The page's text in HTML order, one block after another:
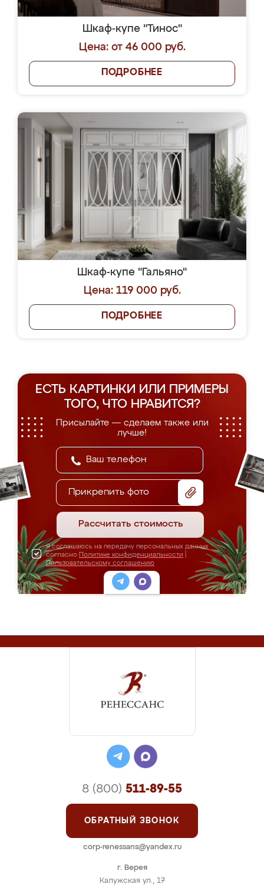
Шкаф-купе "Тинос"
Цена: от 46 000 руб.
ПОДРОБНЕЕ
Шкаф-купе "Гальяно"
Цена: 119 000 руб.
ПОДРОБНЕЕ
ЕСТЬ КАРТИНКИ ИЛИ ПРИМЕРЫ
ТОГО, ЧТО НРАВИТСЯ?
Присылайте — сделаем также или
лучше!
Прикрепить фото
Рассчитать стоимость
Я соглашаюсь на передачу персональных данных
согласно Политике конфиденциальности
Пользовательскому соглашению
г. Верея
Калужская ул., 17
8 (800) 511-89-55
ОБРАТНЫЙ ЗВОНОК
corp-renessans@yandex.ru